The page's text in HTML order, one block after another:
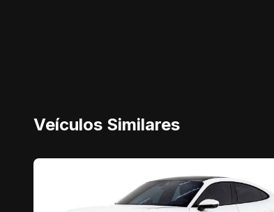
Veículos Similares